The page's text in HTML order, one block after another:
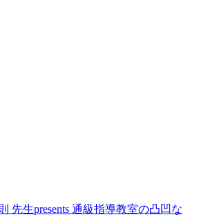
先生presents 通級指導教室の凸凹な